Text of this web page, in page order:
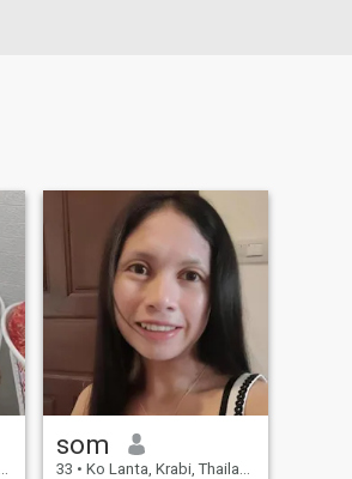
som
33 • Ko Lanta, Krabi, Thailand